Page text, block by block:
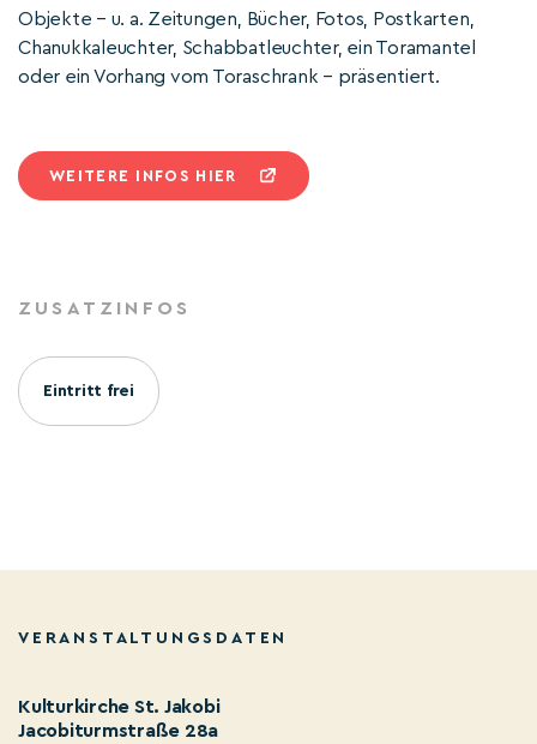
Objekte – u. a. Zeitungen, Bücher, Fotos, Postkarten,
Chanukkaleuchter, Schabbatleuchter, ein Toramantel
oder ein Vorhang vom Toraschrank – präsentiert.
WEITERE INFOS HIER
ZUSATZINFOS
Eintritt frei
VERANSTALTUNGSDATEN
Kulturkirche St. Jakobi
Jacobiturmstraße 28a